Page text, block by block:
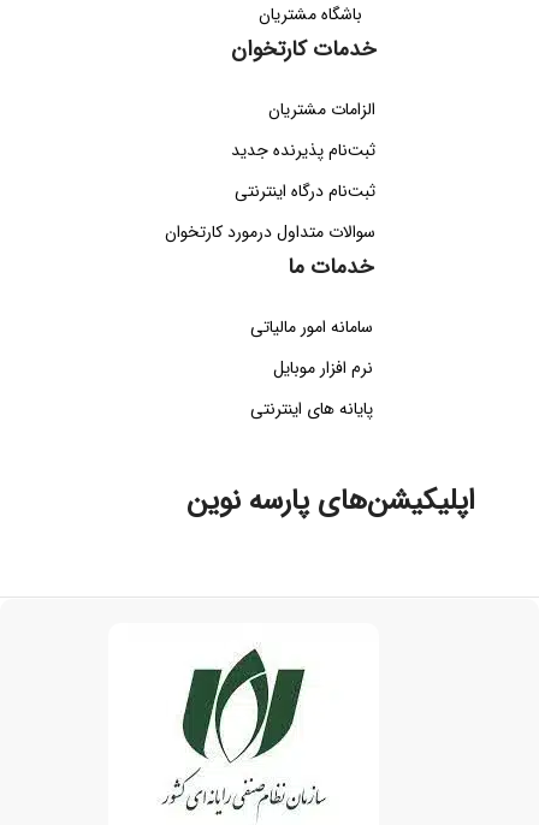
باشگاه مشتریان
خدمات کارتخوان
الزامات مشتریان
ثبت‌نام پذیرنده جدید
ثبت‌نام درگاه اینترنتی
سوالات متداول درمورد کارتخوان
خدمات ما
سامانه امور مالیاتی
نرم افزار موبایل
پایانه های اینترنتی
اپلیکیشن‌های پارسه نوین